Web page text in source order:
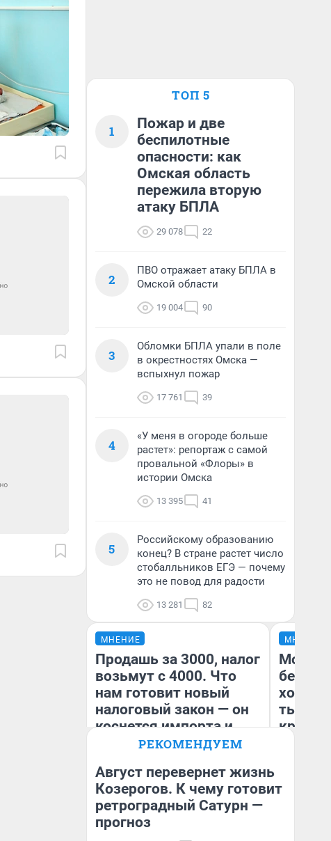
ТОП 5
1
Пожар и две
беспилотные
опасности: как
Омская область
пережила вторую
атаку БПЛА
29 078 22
2
ПВО отражает атаку БПЛА в
Омской области
19 004 90
3
Обломки БПЛА упали в поле
в окрестностях Омска —
вспыхнул пожар
17 761 39
4
«У меня в огороде больше
растет»: репортаж с самой
провальной «Флоры» в
истории Омска
13 395 41
5
Российскому образованию
конец? В стране растет число
стобалльников ЕГЭ — почему
это не повод для радости
13 281 82
МНЕНИЕ
Продашь за 3000, налог
возьмут с 4000. Что
нам готовит новый
налоговый закон — он
коснется импорта и
даже репетиторов
Анастасия Завгородняя
МНЕНИЕ
Мой
хотела
тысяч,
РЕКОМЕНДУЕМ
Август перевернет жизнь
Козерогов. К чему готовит
ретроградный Сатурн —
прогноз